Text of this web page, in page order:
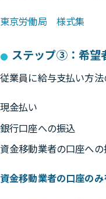
東京労働局 様式集
ステップ③：希望
従業員に給与支払い方
現金払い
銀行口座への振込
資金移動業者の口座へ
資金移動業者の口座の